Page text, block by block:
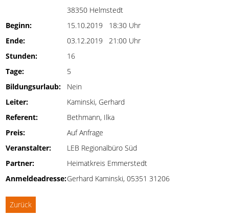
38350 Helmstedt
Beginn:
15.10.2019 18:30 Uhr
Ende:
03.12.2019 21:00 Uhr
Stunden:
16
Tage:
5
Bildungsurlaub:
Nein
Leiter:
Kaminski, Gerhard
Referent:
Bethmann, Ilka
Preis:
Auf Anfrage
Veranstalter:
LEB Regionalbüro Süd
Partner:
Heimatkreis Emmerstedt
Anmeldeadresse:Gerhard Kaminski, 05351 31206
Zurück